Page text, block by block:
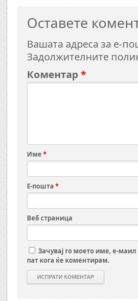
Оставете
Вашата адреса за е-
Задолжителните
Коментар *
Име *
Е-пошта *
Веб страница
Зачувај го моето име, е-маил
пат кога ќе коментирам.